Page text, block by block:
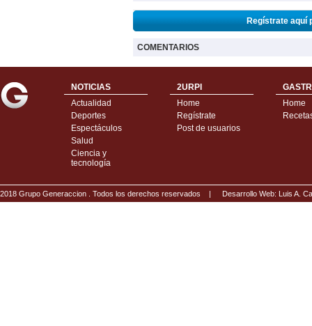
Regístrate aquí
COMENTARIOS
NOTICIAS
Actualidad
Deportes
Espectáculos
Salud
Ciencia y
tecnología
2URPI
Home
Regístrate
Post de usuarios
Home
2018 Grupo Generaccion . Todos los derechos reservados | Desarrollo Web: Luis